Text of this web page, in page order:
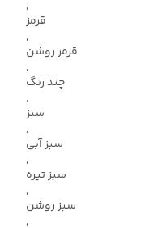
,
قرمز
,
قرمز روشن
,
چند رنگ
,
سبز
,
سبز آبی
,
سبز تیره
,
سبز روشن
,